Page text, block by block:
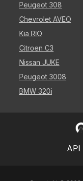
Peugeot 308
Chevrolet AVEO
Kia RIO
Citroen C3
Nissan JUKE
Peugeot 3008
BMW 320i
API